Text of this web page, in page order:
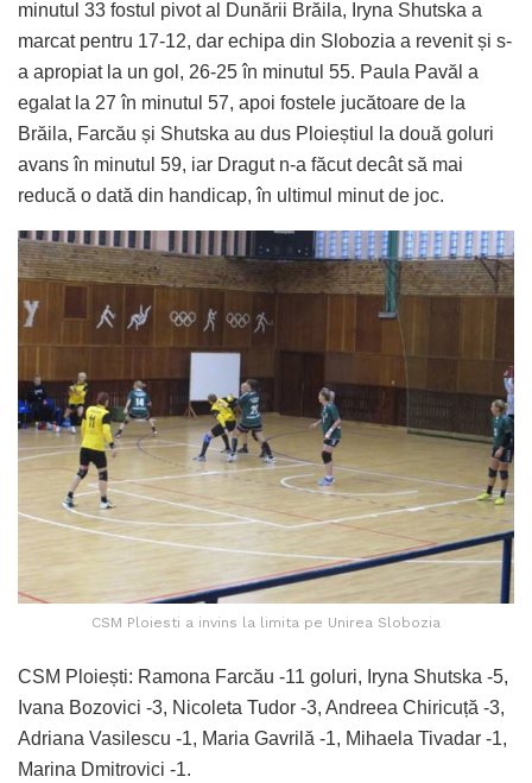
minutul 33 fostul pivot al Dunării Brăila, Iryna Shutska a
marcat pentru 17-12, dar echipa din Slobozia a revenit și s-
a apropiat la un gol, 26-25 în minutul 55. Paula Pavăl a
egalat la 27 în minutul 57, apoi fostele jucătoare de la
Brăila, Farcău și Shutska au dus Ploieștiul la două goluri
avans în minutul 59, iar Dragut n-a făcut decât să mai
reducă o dată din handicap, în ultimul minut de joc.
CSM Ploiesti a invins la limita pe Unirea Slobozia
CSM Ploiești: Ramona Farcău -11 goluri, Iryna Shutska -5,
Ivana Bozovici -3, Nicoleta Tudor -3, Andreea Chiricuță -3,
Adriana Vasilescu -1, Maria Gavrilă -1, Mihaela Tivadar -1,
Marina Dmitrovici -1.